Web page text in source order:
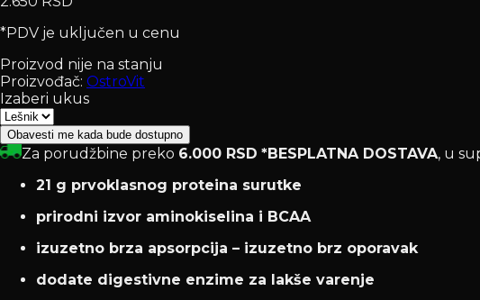
*PDV je uključen u cenu
Proizvod nije na stanju
Proizvođač: OstroVit
Izaberi ukus
Obavesti me kada bude dostupno
Za porudžbine preko 6.000 RSD *BESPLATNA DOSTAVA, u
21 g prvoklasnog proteina surutke
prirodni izvor aminokiselina i BCAA
izuzetno brza apsorpcija – izuzetno brz oporavak
dodate digestivne enzime za lakše varenje